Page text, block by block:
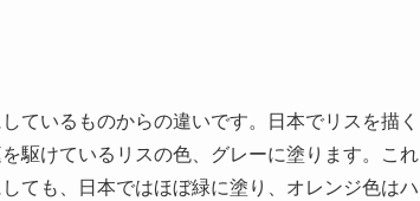
ているものからの違いです。日本でリスを描く
駆けているリスの色、グレーに塗ります。これ
ても、日本ではほぼ緑に塗り、オレンジ色はハ